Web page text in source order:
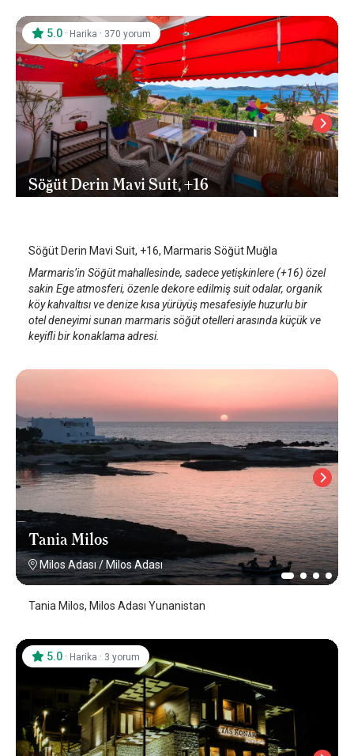
Söğüt Derin Mavi Suit, +16
5.0 · Harika · 370 yorum
Söğüt Derin Mavi Suit, +16, Marmaris Söğüt Muğla
Marmaris’in Söğüt mahallesinde, sadece yetişkinlere (+16) özel
sakin Ege atmosferi, özenle dekore edilmiş suit odalar, organik
köy kahvaltısı ve denize kısa yürüyüş mesafesiyle huzurlu bir
otel deneyimi sunan marmaris söğüt otelleri arasında küçük ve
keyifli bir konaklama adresi.
Tania Milos
Milos Adası / Milos Adası
Tania Milos, Milos Adası Yunanistan
5.0 · Harika · 3 yorum